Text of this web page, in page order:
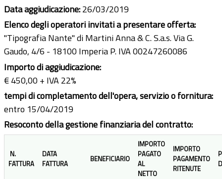
Data aggiudicazione:26/03/2019
Elenco degli operatori invitati a presentare offerta:
"Tipografia Nante" di Martini Anna & C. S.a.s. Via G.
Gaudo, 4/6 - 18100 Imperia P. IVA 00247260086
Importo di aggiudicazione:
€ 450,00 + IVA 22%
tempi di completamento dell'opera, servizio o fornitura:
entro 15/04/2019
Resoconto della gestione finanziaria del contratto:
N.
FATTURA
DATA
FATTURA
BENEFICIARIO
IMPORTO
PAGATO
AL
NETTO
IMPORTO
PAGAMENTO
RITENUTE